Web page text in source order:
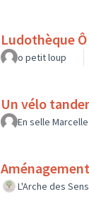
Ludothèque
o petit loup
Un vélo
En selle Marcelle
L'Arche des Sens